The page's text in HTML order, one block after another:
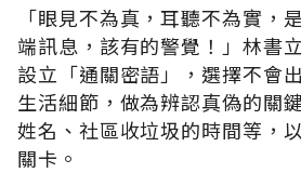
「眼見不為真，耳聽不為實，
端訊息，該有的警覺！」林書
設立「通關密語」，選擇不會
生活細節，做為辨認真偽的關
姓名、社區收垃圾的時間等，
關卡。